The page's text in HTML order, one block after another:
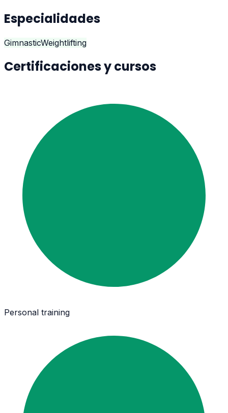
Especialidades
GimnasticWeightlifting
Certificaciones y cursos
Personal training